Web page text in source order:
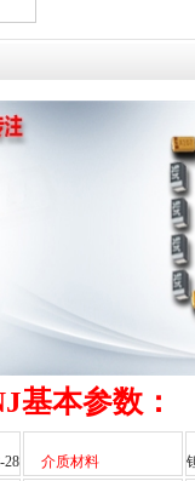
基本参数：
28 介质材料